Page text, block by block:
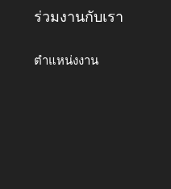
ร่วมงานกับเรา
ตำแหน่งงาน